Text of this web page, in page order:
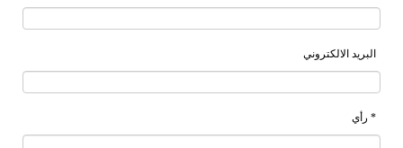
البريد الالكتروني
* رأي